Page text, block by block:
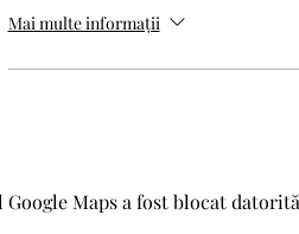
Mai multe informații
Google Maps a fost blocat